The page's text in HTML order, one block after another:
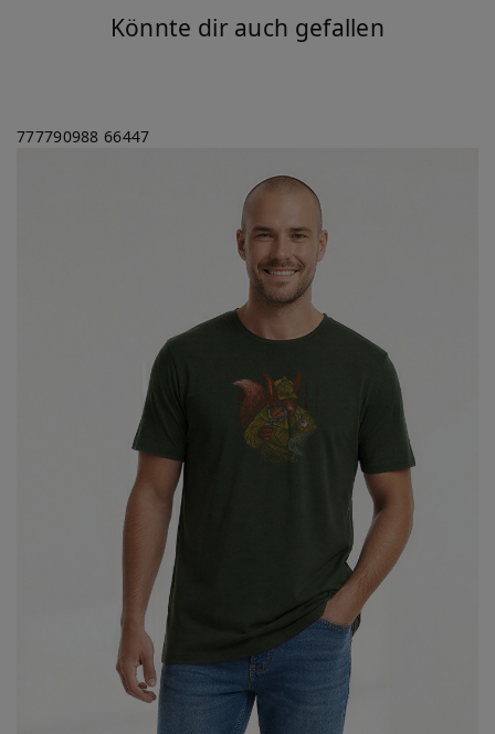
Könnte dir auch gefallen
777790988 66447